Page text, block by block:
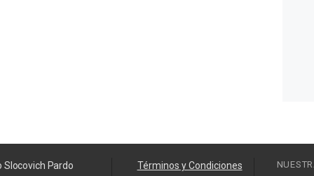
Slocovich Pardo Términos y Condiciones